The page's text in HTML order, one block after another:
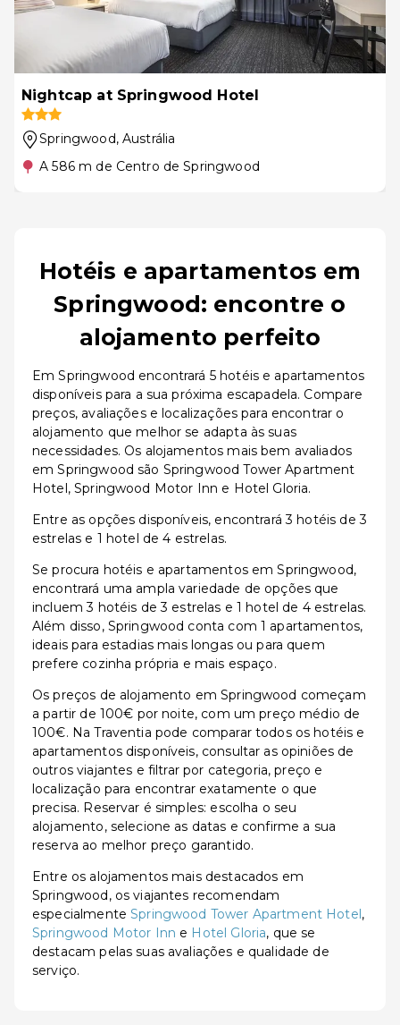
Nightcap at Springwood Hotel
Springwood, Austrália
A 586 m de Centro de Springwood
Hotéis e apartamentos em
Springwood: encontre o
alojamento perfeito
Em Springwood encontrará 5 hotéis e apartamentos
disponíveis para a sua próxima escapadela. Compare
preços, avaliações e localizações para encontrar o
alojamento que melhor se adapta às suas
necessidades. Os alojamentos mais bem avaliados
em Springwood são Springwood Tower Apartment
Hotel, Springwood Motor Inn e Hotel Gloria.
Entre as opções disponíveis, encontrará 3 hotéis de 3
estrelas e 1 hotel de 4 estrelas.
Se procura hotéis e apartamentos em Springwood,
encontrará uma ampla variedade de opções que
incluem 3 hotéis de 3 estrelas e 1 hotel de 4 estrelas.
Além disso, Springwood conta com 1 apartamentos,
ideais para estadias mais longas ou para quem
prefere cozinha própria e mais espaço.
Os preços de alojamento em Springwood começam
a partir de 100€ por noite, com um preço médio de
100€. Na Traventia pode comparar todos os hotéis e
apartamentos disponíveis, consultar as opiniões de
outros viajantes e filtrar por categoria, preço e
localização para encontrar exatamente o que
precisa. Reservar é simples: escolha o seu
alojamento, selecione as datas e confirme a sua
reserva ao melhor preço garantido.
Entre os alojamentos mais destacados em
Springwood, os viajantes recomendam
especialmenteSpringwood Tower Apartment Hotel,
Springwood Motor Inn e Hotel Gloria, que se
destacam pelas suas avaliações e qualidade de
serviço.